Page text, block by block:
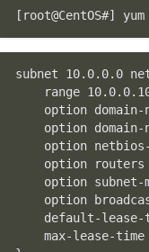
subnet 10.0.0.0
range
option
option
option
option routers
option subnet-
option
default-lease-
max-lease-time